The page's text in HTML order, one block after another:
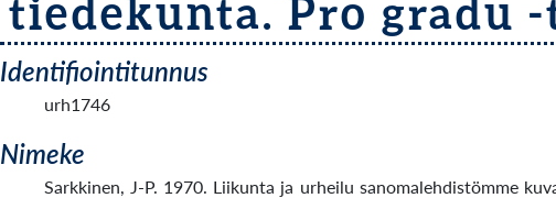
tiedekunta. Pro gradu
Identifiointitunnus
urh1746
Nimeke
Sarkkinen, J-P. 1970. Liikunta ja urheilu sanomalehdistömme